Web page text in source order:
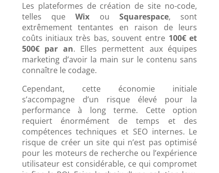
Les plateformes de création de site no-code,
telles queWix ou Squarespace, sont
extrêmement tentantes en raison de leurs
coûts initiaux très bas, souvent entre 100€ et
500€ par an. Elles permettent aux équipes
marketing d’avoir la main sur le contenu sans
connaître le codage.
Cependant, cette économie initiale
s’accompagne d’un risque élevé pour la
performance à long terme. Cette option
requiert énormément de temps et des
compétences techniques et SEO internes. Le
risque de créer un site qui n’est pas optimisé
pour les moteurs de recherche ou l’expérience
utilisateur est considérable, ce qui compromet